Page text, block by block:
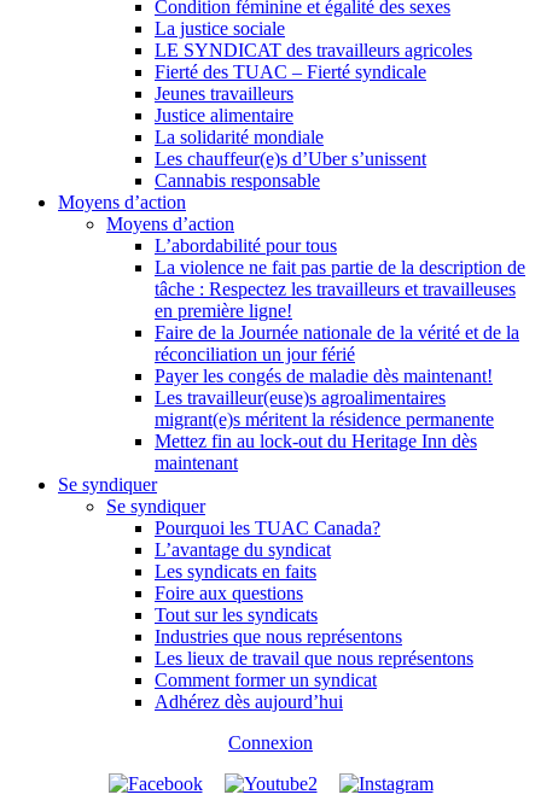
Condition féminine et égalité des sexes
La justice sociale
LE SYNDICAT des travailleurs agricoles
Fierté des TUAC – Fierté syndicale
Jeunes travailleurs
Justice alimentaire
La solidarité mondiale
Les chauffeur(e)s d’Uber s’unissent
Cannabis responsable
Moyens d’action
Moyens d’action
L’abordabilité pour tous
La violence ne fait pas partie de la description de
tâche : Respectez les travailleurs et travailleuses
en première ligne!
Faire de la Journée nationale de la vérité et de la
réconciliation un jour férié
Payer les congés de maladie dès maintenant!
Les travailleur(euse)s agroalimentaires
migrant(e)s méritent la résidence permanente
Mettez fin au lock-out du Heritage Inn dès
maintenant
Se syndiquer
Se syndiquer
Pourquoi les TUAC Canada?
L’avantage du syndicat
Les syndicats en faits
Foire aux questions
Tout sur les syndicats
Industries que nous représentons
Les lieux de travail que nous représentons
Comment former un syndicat
Adhérez dès aujourd’hui
Connexion